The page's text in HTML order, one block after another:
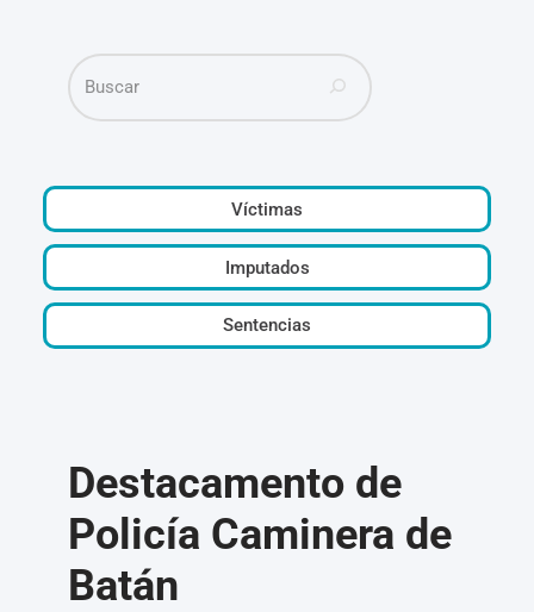
Víctimas
Imputados
Sentencias
Destacamento de
Policía Caminera de
Batán